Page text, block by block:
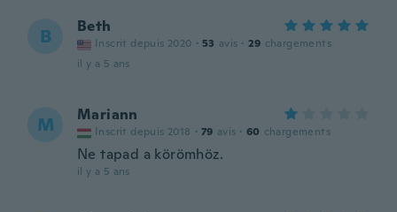
B Beth
Inscrit depuis 2020 · 53 avis · 29 chargements
il y a 5 ans
M Mariann
Inscrit depuis 2018 · 79 avis · 60 chargements
Ne tapad a körömhöz.
il y a 5 ans